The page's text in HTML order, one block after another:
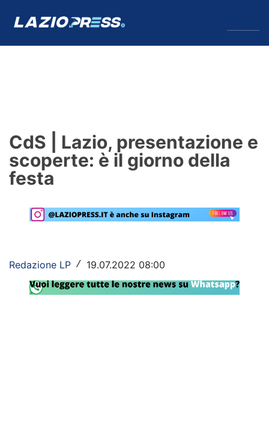
Formello
Infortuni
Primavera
Lazio Women
Rassegna Lazio
CdS | Lazio, presentazione e
scoperte: è il giorno della
festa
Redazione LP / 19.07.2022 08:00